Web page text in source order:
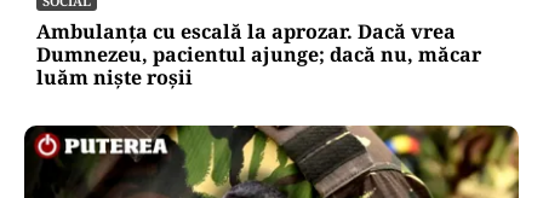
Ambulanța cu escală la aprozar. Dacă vrea
Dumnezeu, pacientul ajunge; dacă nu, măcar
luăm niște roșii